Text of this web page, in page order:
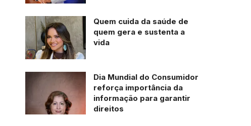
Quem cuida da saúde de
quem gera e sustenta a
vida
Dia Mundial do Consumidor
reforça importância da
informação para garantir
direitos